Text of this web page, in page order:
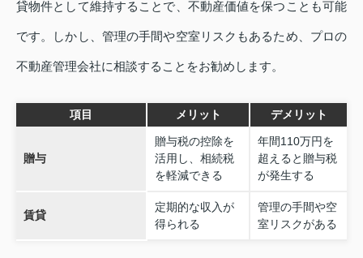
貸物件として維持することで、不動産価値を保つことも可能
です。しかし、管理の手間や空室リスクもあるため、プロの
不動産管理会社に相談することをお勧めします。
項目 メリット デメリット
贈与
贈与税の控除を
活用し、相続税
を軽減できる
年間110万円を
超えると贈与税
が発生する
賃貸
定期的な収入が
得られる
管理の手間や空
室リスクがある